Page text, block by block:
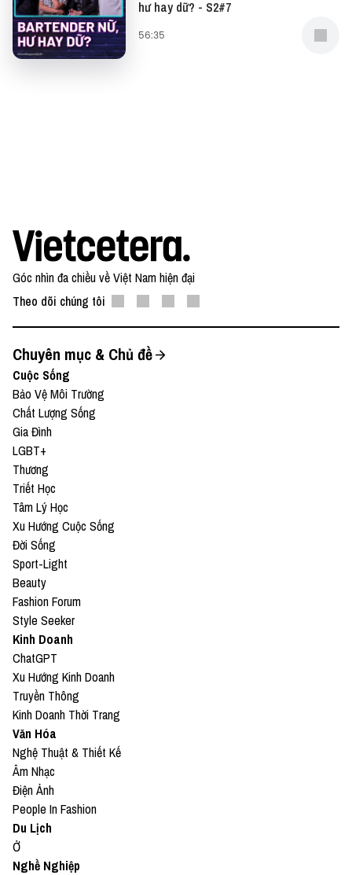
quầy bar và nhà hàng trên khắp thế giới.
hư hay dữ? - S2#7
56:35
Góc nhìn đa chiều về Việt Nam hiện đại
Theo dõi chúng tôi
Chuyên mục & Chủ đề
Cuộc Sống
Bảo Vệ Môi Trường
Chất Lượng Sống
Gia Đình
LGBT+
Thương
Triết Học
Tâm Lý Học
Xu Hướng Cuộc Sống
Đời Sống
Sport-Light
Beauty
Fashion Forum
Style Seeker
Kinh Doanh
ChatGPT
Xu Hướng Kinh Doanh
Truyền Thông
Kinh Doanh Thời Trang
Văn Hóa
Nghệ Thuật & Thiết Kế
Âm Nhạc
Điện Ảnh
People In Fashion
Du Lịch
Ở
Nghề Nghiệp